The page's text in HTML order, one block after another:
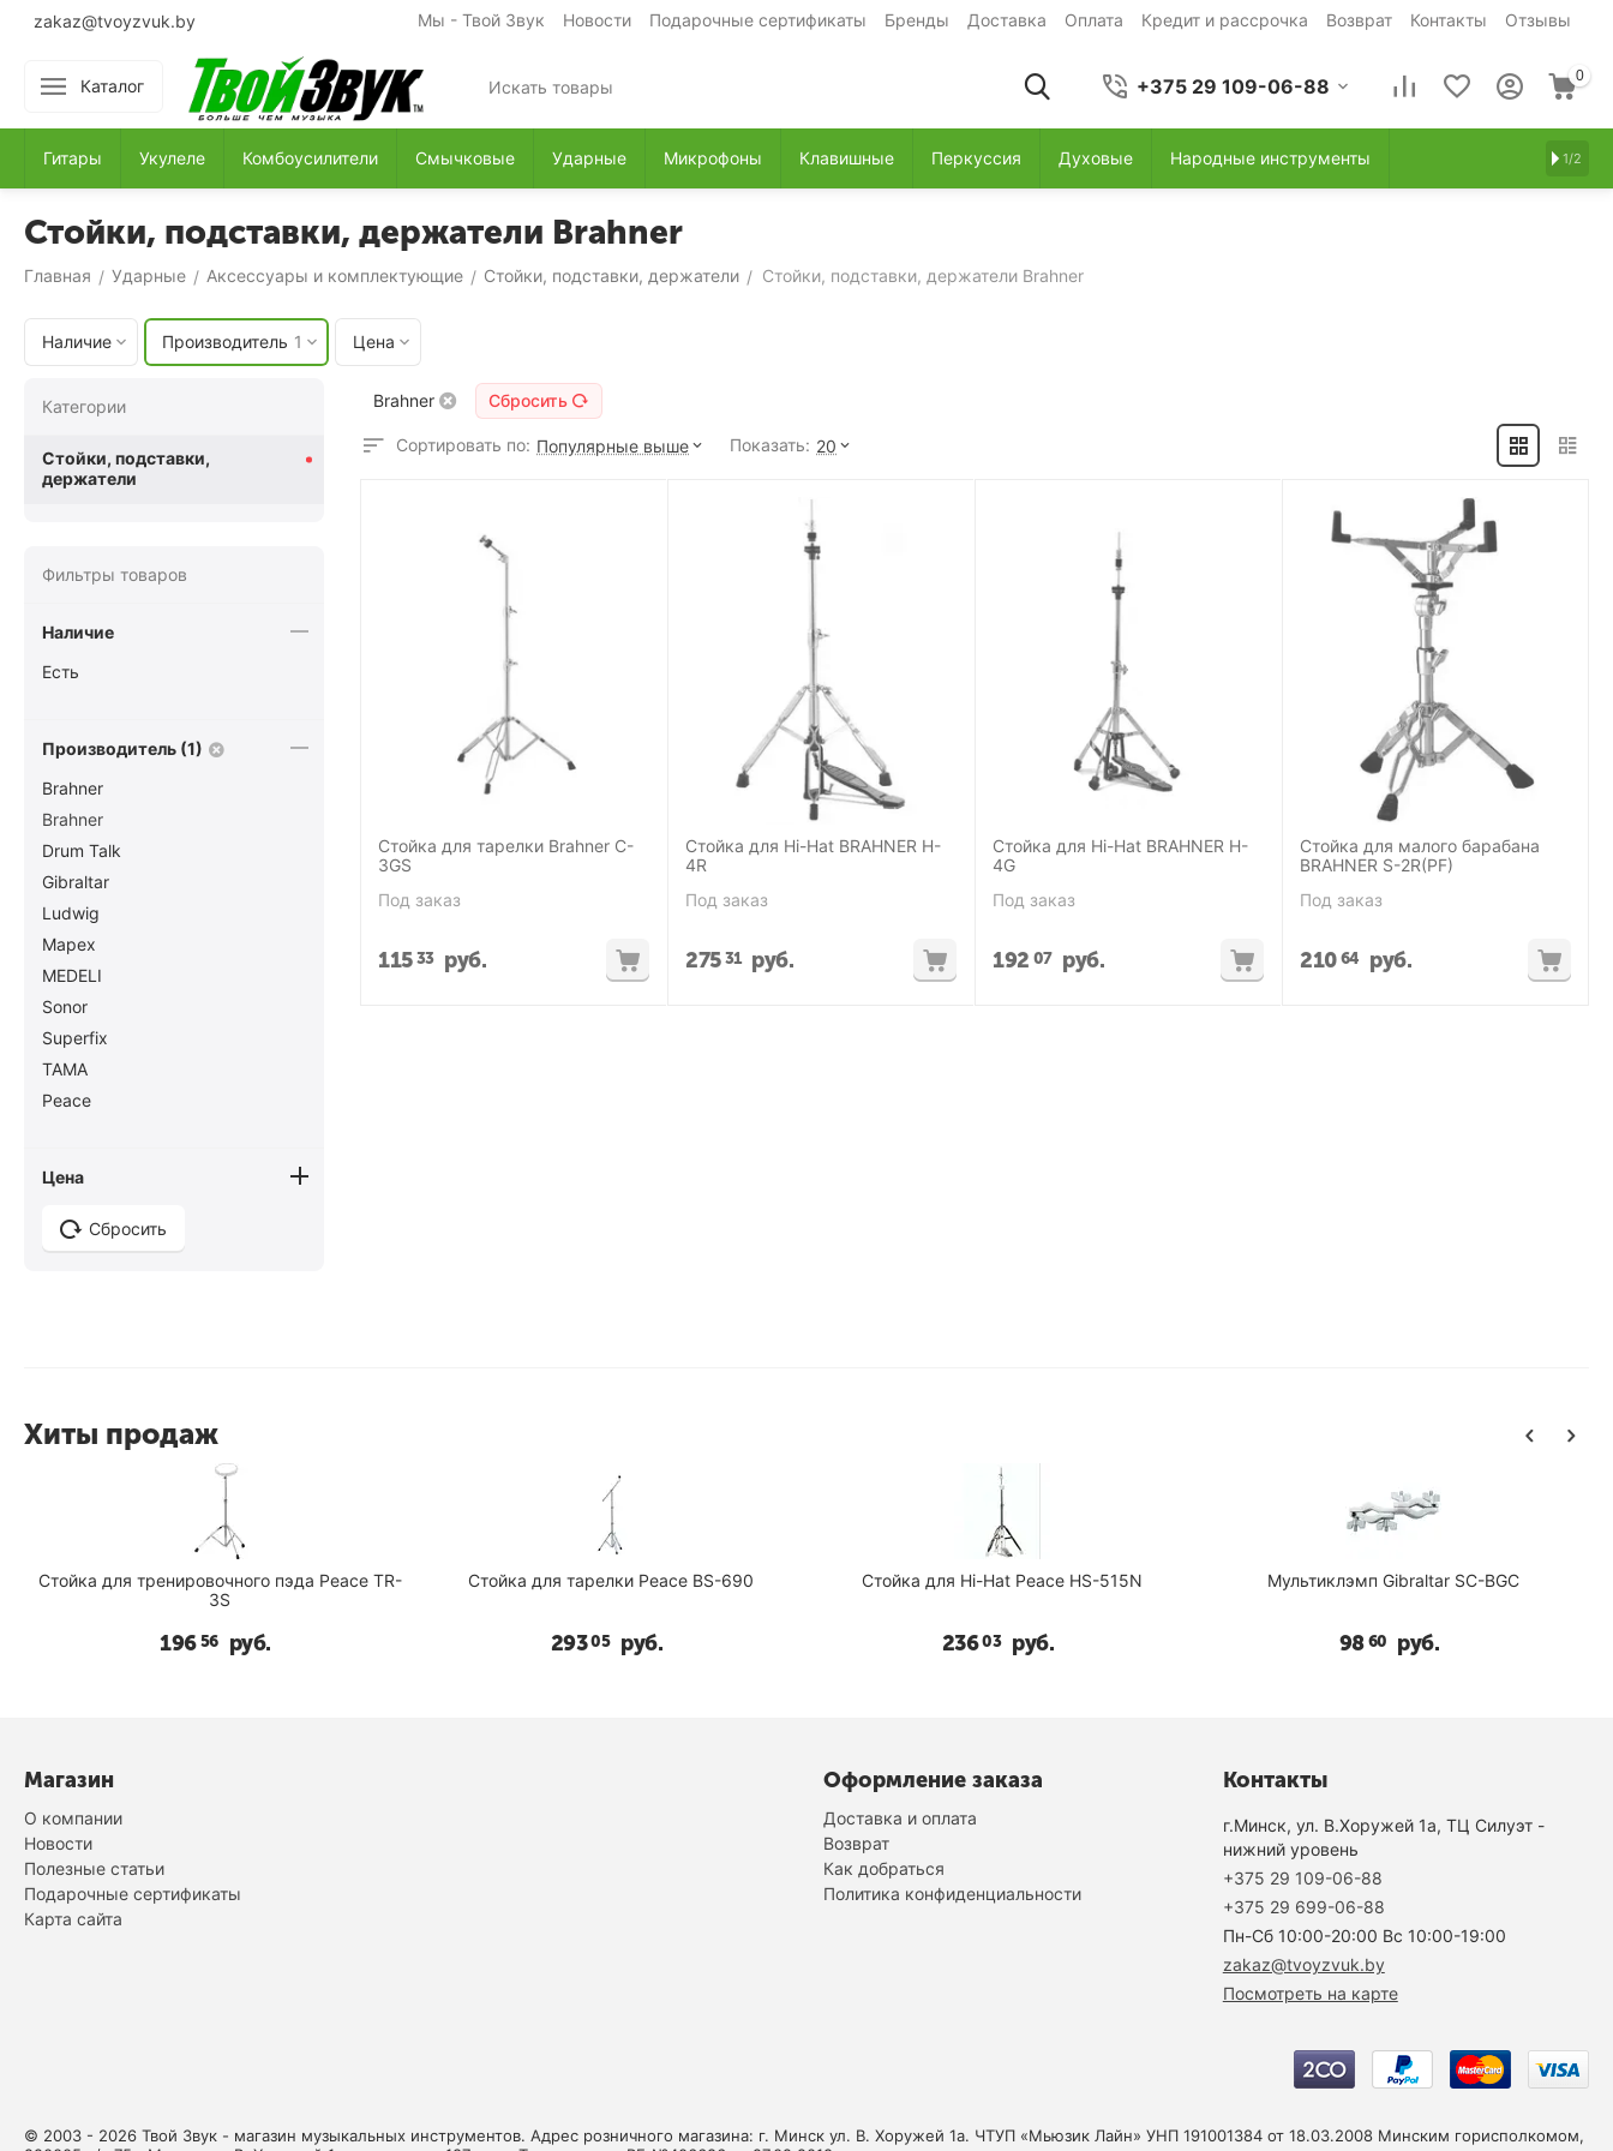
zakaz@tvoyzvuk.by Мы - Твой Звук Новости Подарочные сертификаты Бренды Доставка Оплата Кредит и рассрочка Возврат Контакты Отзывы
Каталог +375 29 109-06-88 0
Гитары Укулеле Комбоусилители Смычковые Ударные Микрофоны Клавишные Перкуссия Духовые Народные инструменты 1/2
Стойки, подставки, держатели Brahner
Главная / Ударные / Аксессуары и комплектующие / Стойки, подставки, держатели / Стойки, подставки, держатели Brahner
Наличие Производитель 1 Цена
Brahner Сбросить
Сортировать по: Популярные выше Показать: 20
Стойка для тарелки Brahner C-
3GS
Под заказ
11533 руб.
Стойка для Hi-Hat BRAHNER H-
4R
Под заказ
27531 руб.
Стойка для Hi-Hat BRAHNER H-
4G
Под заказ
192 07 руб.
Стойка для малого барабана
BRAHNER S-2R(PF)
Под заказ
21064 руб.
Категории
Стойки, подставки,
держатели
Фильтры товаров
Наличие
Есть
Производитель (1)
Brahner
Brahner
Drum Talk
Gibraltar
Ludwig
Mapex
MEDELI
Sonor
Superfix
TAMA
Peace
Цена
Сбросить
Хиты продаж
Стойка для тренировочного пэда Peace TR-
3S
19656 руб.
Стойка для тарелки Peace BS-690
29305 руб.
Стойка для Hi-Hat Peace HS-515N
23603 руб.
Мультиклэмп Gibraltar SC-BGC
9860 руб.
Магазин
О компании
Новости
Полезные статьи
Подарочные сертификаты
Карта сайта
Оформление заказа
Доставка и оплата
Возврат
Как добраться
Политика конфиденциальности
Контакты
г.Минск, ул. В.Хоружей 1а, ТЦ Силуэт -
нижний уровень
+375 29 109-06-88
+375 29 699-06-88
Пн-Cб 10:00-20:00 Вс 10:00-19:00
zakaz@tvoyzvuk.by
Посмотреть на карте
© 2003 - 2026 Твой Звук - магазин музыкальных инструментов. Адрес розничного магазина: г. Минск ул. В. Хоружей 1а. ЧТУП «Мьюзик Лайн» УНП 191001384 от 18.03.2008 Минским горисполкомом,